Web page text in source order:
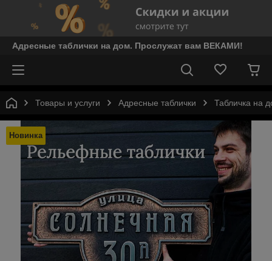
Адресные таблички на дом. Прослужат вам ВЕКАМИ!
Товары и услуги Адресные таблички Табличка на
Новинка